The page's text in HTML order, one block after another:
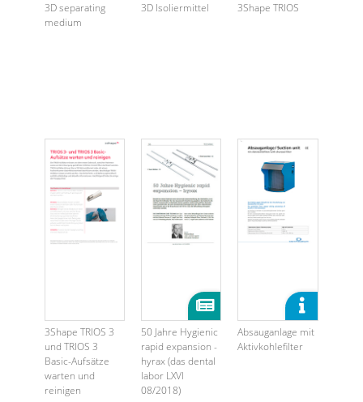
3D separating
medium
3D Isoliermittel 3Shape TRIOS
3Shape TRIOS 3
und TRIOS 3
Basic-Aufsätze
warten und
reinigen
50 Jahre Hygienic
rapid expansion -
hyrax (das dental
labor LXVI
08/2018)
Absauganlage mit
Aktivkohlefilter